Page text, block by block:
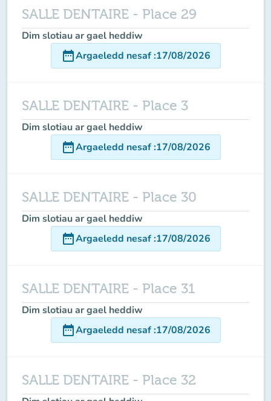
SALLE DENTAIRE - Place 29
Dim slotiau ar gael heddiw
date_rangeArgaeledd nesaf:17/08/2026
SALLE DENTAIRE - Place 3
Dim slotiau ar gael heddiw
date_rangeArgaeledd nesaf:17/08/2026
SALLE DENTAIRE - Place 30
Dim slotiau ar gael heddiw
date_rangeArgaeledd nesaf:17/08/2026
SALLE DENTAIRE - Place 31
Dim slotiau ar gael heddiw
date_rangeArgaeledd nesaf:17/08/2026
SALLE DENTAIRE - Place 32